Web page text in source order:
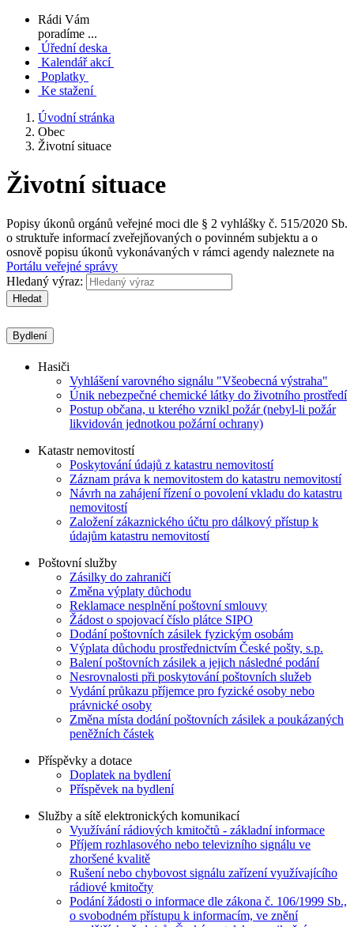
Rádi Vám
poradíme ...
Úřední deska
Kalendář akcí
Poplatky
Ke stažení
Úvodní stránka
Obec
Životní situace
Životní situace
Popisy úkonů orgánů veřejné moci dle § 2 vyhlášky č. 515/2020 Sb.
o struktuře informací zveřejňovaných o povinném subjektu a o
osnově popisu úkonů vykonávaných v rámci agendy naleznete na
Portálu veřejné správy
Hledaný výraz:
Hledat
Bydlení
Hasiči
Vyhlášení varovného signálu "Všeobecná výstraha"
Únik nebezpečné chemické látky do životního prostředí
Postup občana, u kterého vznikl požár (nebyl-li požár
likvidován jednotkou požární ochrany)
Katastr nemovitostí
Poskytování údajů z katastru nemovitostí
Záznam práva k nemovitostem do katastru nemovitostí
Návrh na zahájení řízení o povolení vkladu do katastru
nemovitostí
Založení zákaznického účtu pro dálkový přístup k
údajům katastru nemovitostí
Poštovní služby
Zásilky do zahraničí
Změna výplaty důchodu
Reklamace nesplnění poštovní smlouvy
Žádost o spojovací číslo plátce SIPO
Dodání poštovních zásilek fyzickým osobám
Výplata důchodu prostřednictvím České pošty, s.p.
Balení poštovních zásilek a jejich následné podání
Nesrovnalosti při poskytování poštovních služeb
Vydání průkazu příjemce pro fyzické osoby nebo
právnické osoby
Změna místa dodání poštovních zásilek a poukázaných
peněžních částek
Příspěvky a dotace
Doplatek na bydlení
Příspěvek na bydlení
Služby a sítě elektronických komunikací
Využívání rádiových kmitočtů - základní informace
Příjem rozhlasového nebo televizního signálu ve
zhoršené kvalitě
Rušení nebo chybovost signálu zařízení využívajícího
rádiové kmitočty
Podání žádosti o informace dle zákona č. 106/1999 Sb.,
o svobodném přístupu k informacím, ve znění